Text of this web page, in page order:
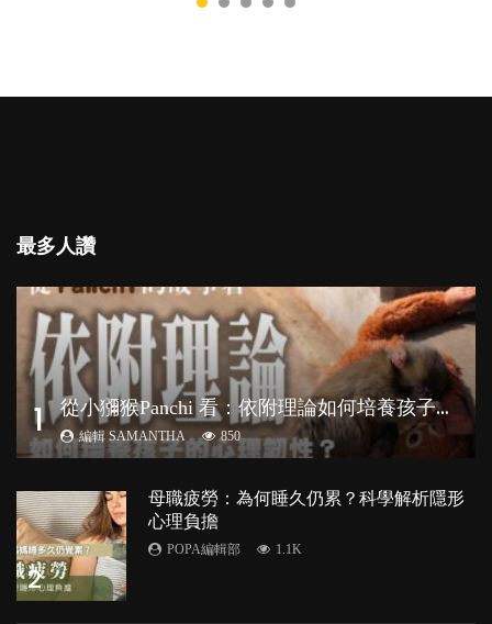
最多人讚
1 從
小獼猴Panchi 看：依附理論如何培養孩子心理韌性？
編輯 SAMANTHA 850
2
母職疲勞：為何睡久仍累？科學解析隱形
心理負擔
POPA編輯部 1.1K